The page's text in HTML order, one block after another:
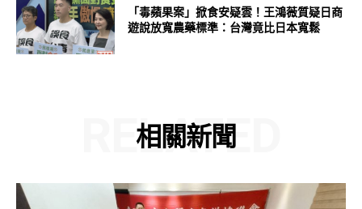
「毒蘋果案」掀食安疑雲！王鴻薇質疑日商
遊說放寬農藥標準：台灣竟比日本寬鬆
相關新聞
RELATED